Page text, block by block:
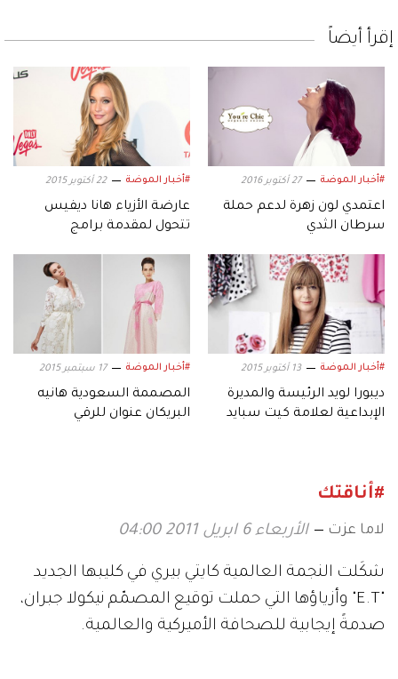
إقرأ أيضاً
#أخبار الموضة 27 أكتوبر 2016
اعتمدي لون زهرة لدعم حملة
سرطان الثدي
#أخبار الموضة 22 أكتوبر 2015
عارضة الأزياء هانا ديفيس
تتحول لمقدمة برامج
#أخبار الموضة 13 أكتوبر 2015
ديبورا لويد الرئيسة والمديرة
الإبداعية لعلامة كيت سبايد
#أخبار الموضة 17 سبتمبر 2015
المصممة السعودية هانيه
البريكان عنوان للرقي
#أناقتك
لاما عزت الأربعاء 6 ابريل 2011 04:00
شكَلت النجمة العالمية كايتي بيري في كليبها الجديد
"E.T" وأزياؤها التي حملت توقيع المصمّم نيكولا جبران،
صدمةً إيجابية للصحافة الأميركية والعالمية.